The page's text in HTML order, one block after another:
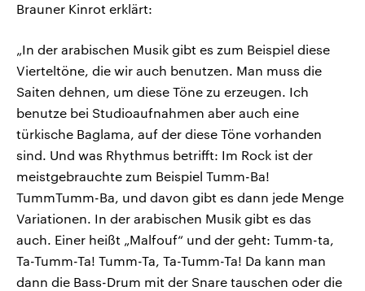
Brauner Kinrot erklärt:
„In der arabischen Musik gibt es zum Beispiel diese
Vierteltöne, die wir auch benutzen. Man muss die
Saiten dehnen, um diese Töne zu erzeugen. Ich
benutze bei Studioaufnahmen aber auch eine
türkische Baglama, auf der diese Töne vorhanden
sind. Und was Rhythmus betrifft: Im Rock ist der
meistgebrauchte zum Beispiel Tumm-Ba!
TummTumm-Ba, und davon gibt es dann jede Menge
Variationen. In der arabischen Musik gibt es das
auch. Einer heißt „Malfouf“ und der geht: Tumm-ta,
Ta-Tumm-Ta! Tumm-Ta, Ta-Tumm-Ta! Da kann man
dann die Bass-Drum mit der Snare tauschen oder die